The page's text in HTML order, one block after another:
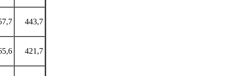
443,7
421,7